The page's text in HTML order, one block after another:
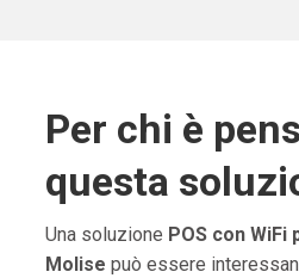
Per chi è
questa
Una soluzione POS con
Molise può essere